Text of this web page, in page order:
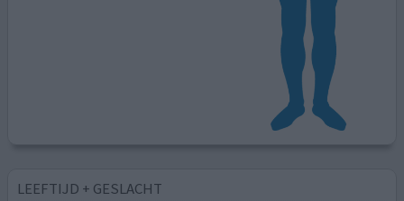
LEEFTIJD + GESLACHT